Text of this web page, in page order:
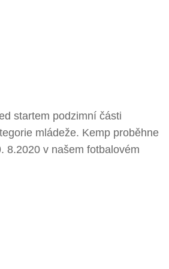
startem podzimní části
mládeže. Kemp proběhne
8.2020 v našem fotbalovém